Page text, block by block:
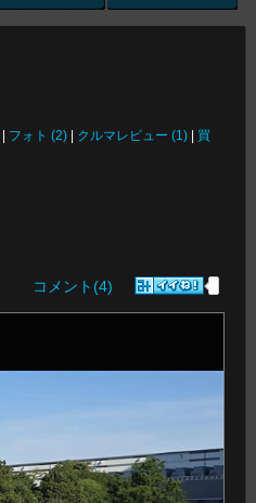
フォト (2) クルマレビュー (1) 買
コメント(4)